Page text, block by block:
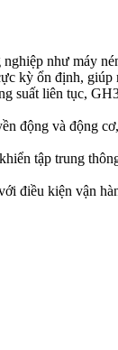
như máy
kỳ ổn định,
suất liên tục,
động và động
tập trung
điều kiện vận